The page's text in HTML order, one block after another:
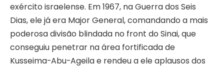
exército israelense. Em 1967, na Guerra dos Seis
Dias, ele já era Major General, comandando a mais
poderosa divisão blindada no front do Sinai, que
conseguiu penetrar na área fortificada de
Kusseima-Abu-Ageila e rendeu a ele aplausos dos